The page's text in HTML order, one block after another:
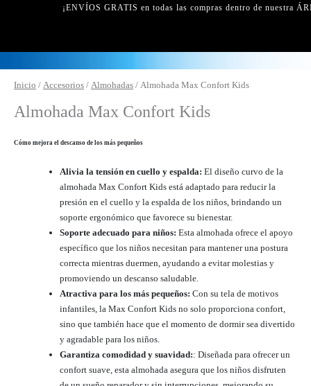
¡ENVÍOS GRATIS en todas las compras dentro de nuestra
Inicio / Accesorios / Almohadas / Almohada Max Confort Kids
Almohada Max Confort Kids
Cómo mejora el descanso de los más pequeños
Alivia la tensión en cuello y espalda: El diseño curvo de la
almohada Max Confort Kids está adaptado para reducir la
presión en el cuello y la espalda de los niños, brindando un
soporte ergonómico que favorece su bienestar.
Soporte adecuado para niños: Esta almohada ofrece el apoyo
específico que los niños necesitan para mantener una postura
correcta mientras duermen, ayudando a evitar molestias y
promoviendo un descanso saludable.
Atractiva para los más pequeños: Con su tela de motivos
infantiles, la Max Confort Kids no solo proporciona confort,
sino que también hace que el momento de dormir sea divertido
y agradable para los niños.
Garantiza comodidad y suavidad:: Diseñada para ofrecer un
confort suave, esta almohada asegura que los niños disfruten
Almohada
Confort
cantidad